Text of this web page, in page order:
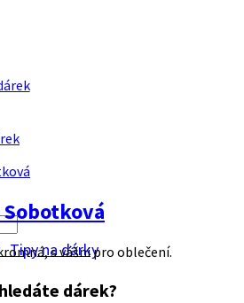
Tipy na dárky
dárek?
s vášni pro oblečení.